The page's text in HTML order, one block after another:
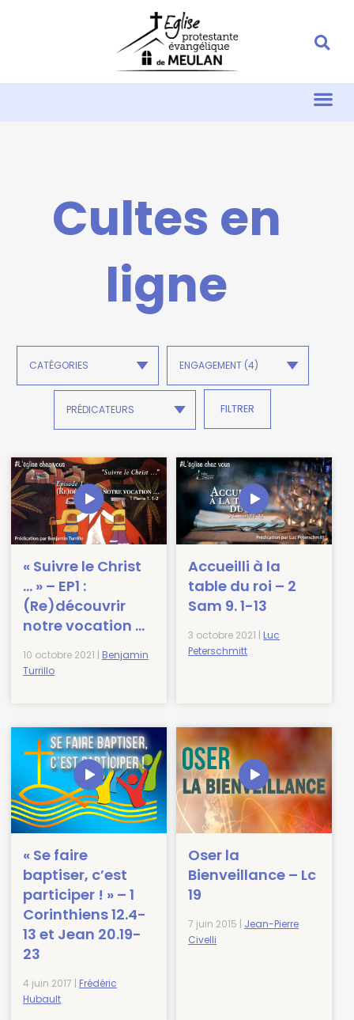
Cultes en
ligne
« Suivre le Christ
… » – EP1 :
(Re)découvrir
notre vocation …
10 octobre 2021 | Benjamin
Turrillo
Accueilli à la
table du roi – 2
Sam 9. 1-13
3 octobre 2021 | Luc
Peterschmitt
« Se faire
baptiser, c’est
participer ! » – 1
Corinthiens 12.4-
13 et Jean 20.19-
23
4 juin 2017 | Frédéric
Hubault
Oser la
Bienveillance – Lc
19
7 juin 2015 | Jean-Pierre
Civelli